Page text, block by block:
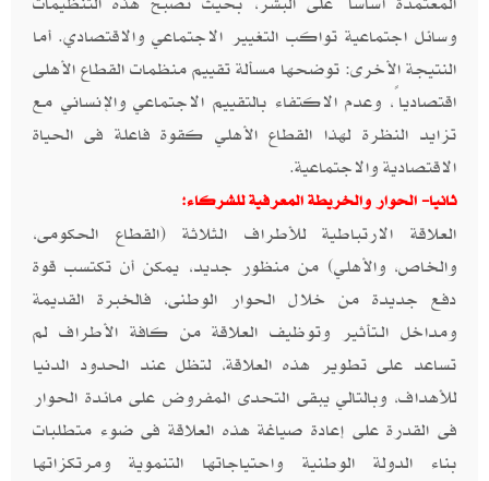
وسائل اجتماعية تواكب التغيير الاجتماعي والاقتصادي. أما
النتيجة الأخرى: توضحها مسألة تقييم منظمات القطاع الأهلى
اقتصادياً، وعدم الاكتفاء بالتقييم الاجتماعي والإنساني مع
تزايد النظرة لهذا القطاع الأهلي كقوة فاعلة فى الحياة
الاقتصادية والاجتماعية.
ثانيا- الحوار والخريطة المعرفية للشركاء:
العلاقة الارتباطية للأطراف الثلاثة (القطاع الحكومى،
والخاص، والأهلي) من منظور جديد، يمكن أن تكتسب قوة
دفع جديدة من خلال الحوار الوطنى، فالخبرة القديمة
ومداخل الـتأثير وتوظيف العلاقة من كافة الأطراف لم
تساعد على تطوير هذه العلاقة، لتظل عند الحدود الدنيا
للأهداف، وبالتالي يبقى التحدى المفروض على مائدة الحوار
فى القدرة على إعادة صياغة هذه العلاقة فى ضوء متطلبات
بناء الدولة الوطنية واحتياجاتها التنموية ومرتكزاتها